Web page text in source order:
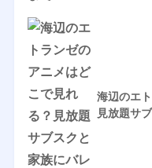
海辺のエ
見放題サ